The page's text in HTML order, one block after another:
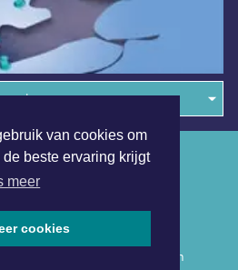
van cookies om
beste ervaring krijgt
meer
cookies
regio
- Alle rechten